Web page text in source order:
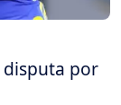
disputa por